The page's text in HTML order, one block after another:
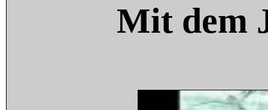
Mit dem